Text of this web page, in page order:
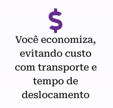
Você economiza,
evitando custo
com transporte e
tempo de
deslocamento